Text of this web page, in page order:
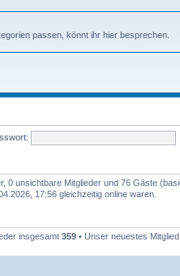
passen, könnt ihr hier besprechen.
0 unsichtbare Mitglieder und 76 Gäste
17:56 gleichzeitig online waren.
insgesamt 359 • Unser neuestes Mitglied: